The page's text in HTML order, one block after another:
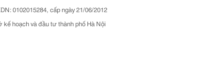
0102015284, cấp ngày 21/06/2012
kế hoạch và đầu tư thành phố Hà Nội